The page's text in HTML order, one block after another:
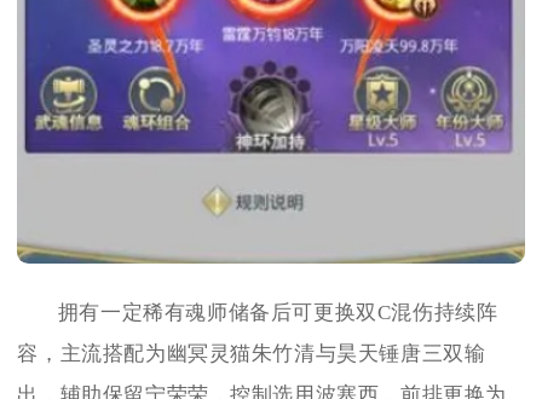
拥有一定稀有魂师储备后可更换双C混伤持续阵
容，主流搭配为幽冥灵猫朱竹清与昊天锤唐三双输